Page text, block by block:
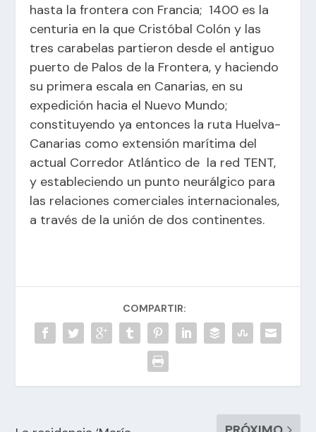
hasta la frontera con Francia; 1400 es la
centuria en la que Cristóbal Colón y las
tres carabelas partieron desde el antiguo
puerto de Palos de la Frontera, y haciendo
su primera escala en Canarias, en su
expedición hacia el Nuevo Mundo;
constituyendo ya entonces la ruta Huelva-
Canarias como extensión marítima del
actual Corredor Atlántico de la red TENT,
y estableciendo un punto neurálgico para
las relaciones comerciales internacionales,
a través de la unión de dos continentes.
COMPARTIR: